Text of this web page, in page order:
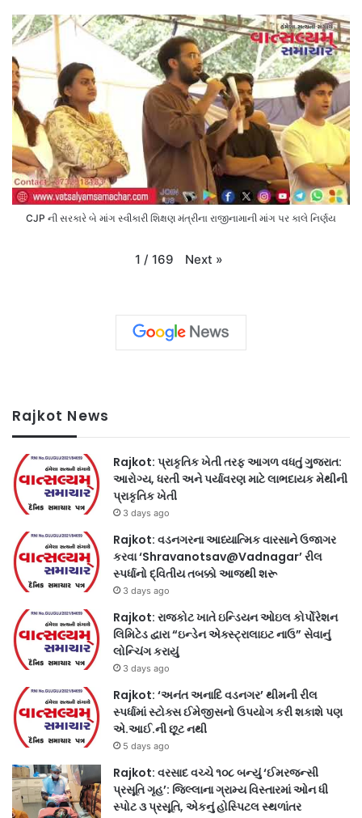
CJP ની સરકારે બે માંગ સ્વીકારી શિક્ષણ મંત્રીના રાજીનામાની માંગ પર કાલે નિર્ણય
1 / 169 Next »
Rajkot News
Rajkot: પ્રાકૃતિક ખેતી તરફ આગળ વધતું ગુજરાત:
આરોગ્ય, ધરતી અને પર્યાવરણ માટે લાભદાયક મેથીની
પ્રાકૃતિક ખેતી
3 days ago
Rajkot: વડનગરના આધ્યાત્મિક વારસાને ઉજાગર
કરવા ‘Shravanotsav@Vadnagar’ રીલ
સ્પર્ધાનો દ્વિતીય તબક્કો આજથી શરૂ
3 days ago
Rajkot: રાજકોટ ખાતે ઇન્ડિયન ઓઇલ કોર્પોરેશન
લિમિટેડ દ્વારા “ઇન્ડેન એક્સ્ટ્રાલાઇટ નાઉ” સેવાનું
લોન્ચિંગ કરાયું
3 days ago
Rajkot: ‘અનંત અનાદિ વડનગર’ થીમની રીલ
સ્પર્ધામાં સ્ટોક્સ ઈમેજીસનો ઉપયોગ કરી શકાશે પણ
એ.આઈ.ની છૂટ નથી
5 days ago
Rajkot: વરસાદ વચ્ચે ૧૦૮ બન્યું ‘ઈમરજન્સી
પ્રસૂતિ ગૃહ’: જિલ્લાના ગ્રામ્ય વિસ્તારમાં ઓન ધી
સ્પોટ ૩ પ્રસૂતિ, એકનું હોસ્પિટલ સ્થળાંતર